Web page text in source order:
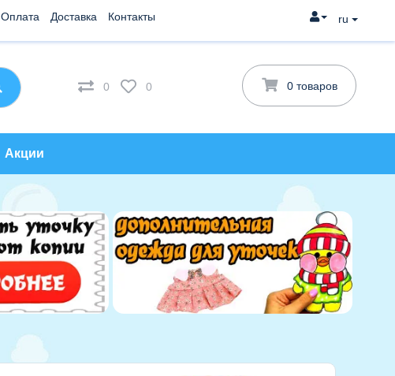
Оплата Доставка Контакты ru
0 0 0 товаров
Акции